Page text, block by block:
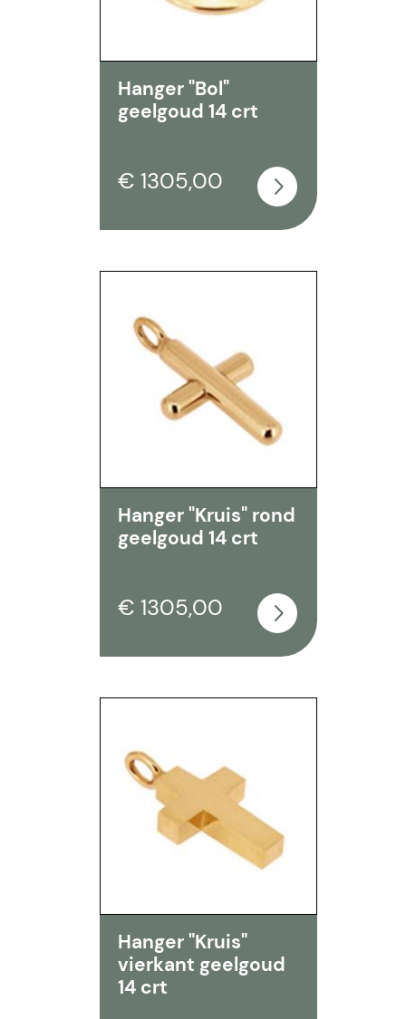
Hanger "Bol"
geelgoud 14 crt
€ 1305,00
Hanger "Kruis" rond
geelgoud 14 crt
€ 1305,00
Hanger "Kruis"
vierkant geelgoud
14 crt